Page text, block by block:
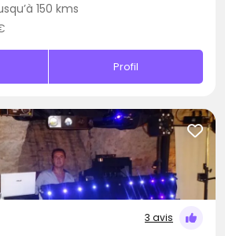
150 kms
Profil
3 avis